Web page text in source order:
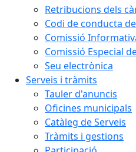
Retribucions dels
Codi de conducta
Comissió
Comissió Especial
Seu electrònica
Serveis i tràmits
Tauler d'anuncis
Oficines municipals
Catàleg de Serveis
Tràmits i gestions